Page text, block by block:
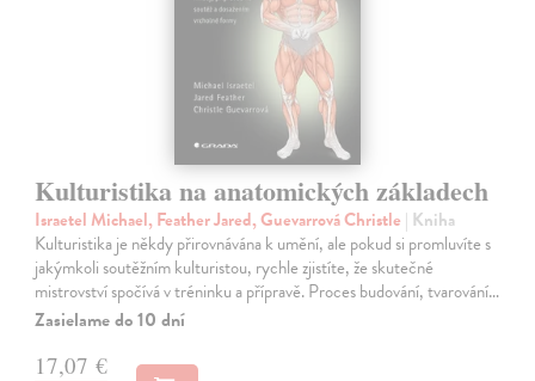
Kulturistika na anatomických základech
Israetel Michael, Feather Jared, Guevarrová Christle | Kniha
Kulturistika je někdy přirovnávána k umění, ale pokud si promluvíte s
jakýmkoli soutěžním kulturistou, rychle zjistíte, že skutečné
mistrovství spočívá v tréninku a přípravě. Proces budování, tvarování…
Zasielame do 10 dní
17,07 €